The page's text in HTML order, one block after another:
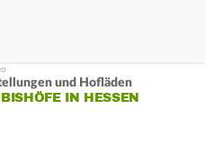
und Hofläden
IN HESSEN